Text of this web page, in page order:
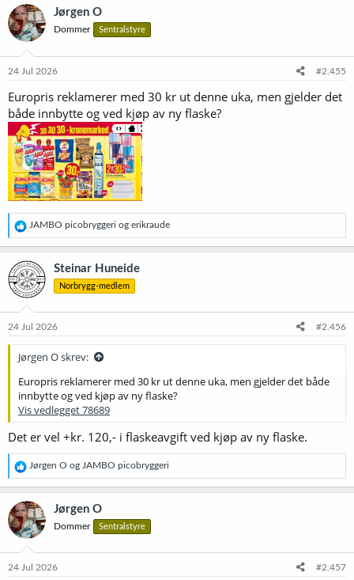
k
s
j
o
e
:
Jørgen O
Dommer Sentralstyre
24 Jul 2026 #2.455
Europris reklamerer med 30 kr ut denne uka, men gjelder det
både innbytte og ved kjøp av ny flaske?
R
e
a
k
s
j
o
e
JAMBO picobryggeri og erikraude
Steinar Huneide
Norbrygg-medlem
24 Jul 2026 #2.456
Jørgen O skrev:
Europris reklamerer med 30 kr ut denne uka, men gjelder det både
innbytte og ved kjøp av ny flaske?
Vis vedlegget 78689
Det er vel +kr. 120,- i flaskeavgift ved kjøp av ny flaske.
R
e
a
k
s
j
o
e
Jørgen O og JAMBO picobryggeri
Jørgen O
Dommer Sentralstyre
24 Jul 2026 #2.457